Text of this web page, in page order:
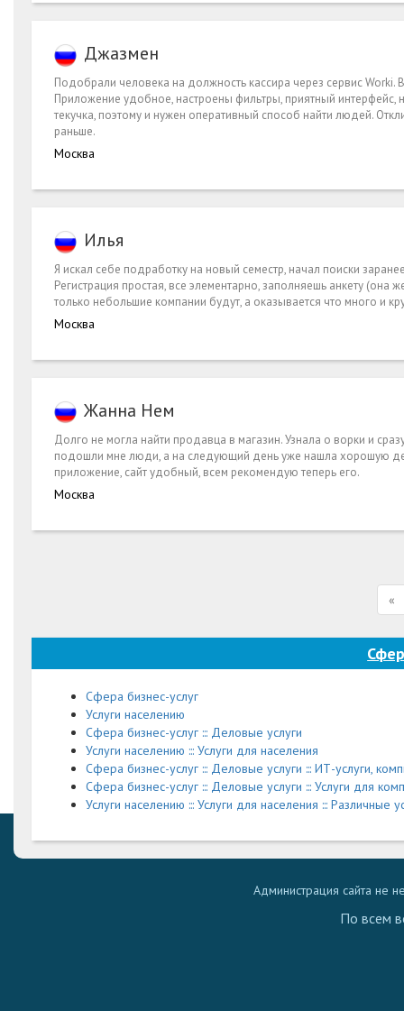
Джазмен
Подобрали человека на должность кассира через сервис
Приложение удобное, настроены фильтры, приятный интерфейс,
текучка, поэтому и нужен оперативный способ найти людей.
раньше.
Москва
Илья
Я искал себе подработку на новый семестр, начал поиски
Регистрация простая, все элементарно, заполняешь анкету (она
только небольшие компании будут, а оказывается что много и
Москва
Жанна Нем
Долго не могла найти продавца в магазин. Узнала о ворки и
подошли мне люди, а на следующий день уже нашла хорошую
приложение, сайт удобный, всем рекомендую теперь его.
Москва
«
Сфера бизнес-услуг
Услуги населению
Сфера бизнес-услуг ::: Деловые услуги
Услуги населению ::: Услуги для населения
Сфера бизнес-услуг ::: Деловые услуги ::: ИТ-услуги,
Сфера бизнес-услуг ::: Деловые услуги ::: Услуги для
Услуги населению ::: Услуги для населения ::: Различные
Администрация сайта не
По всем